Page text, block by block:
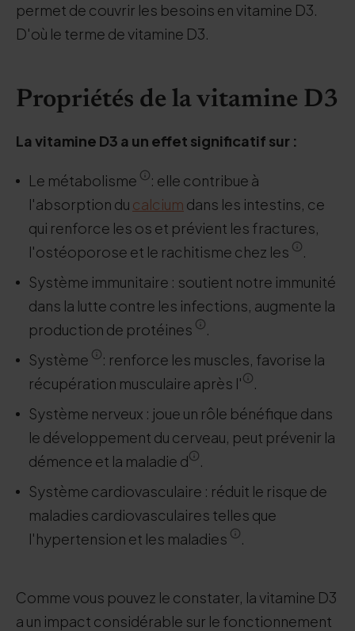
permet de couvrir les besoins en vitamine D3.
D'où le terme de vitamine D3.
Propriétés de la vitamine D3
La vitamine D3 a un effet significatif sur :
Le métabolisme
: elle contribue à
l'absorption du calcium dans les intestins, ce
qui renforce les os et prévient les fractures,
l'ostéoporose et le rachitisme chez les
.
Système immunitaire : soutient notre immunité
dans la lutte contre les infections, augmente la
production de protéines
.
Système
: renforce les muscles, favorise la
récupération musculaire après l'
.
Système nerveux : joue un rôle bénéfique dans
le développement du cerveau, peut prévenir la
démence et la maladie d
.
Système cardiovasculaire : réduit le risque de
maladies cardiovasculaires telles que
l'hypertension et les maladies
.
Comme vous pouvez le constater, la vitamine D3
a un impact considérable sur le fonctionnement